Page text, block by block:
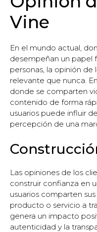
Vine
En el mundo actual,
desempeñan un papel
personas, la opinión de
relevante que nunca.
donde se comparten
contenido de forma
usuarios puede influir
percepción de una
Las opiniones de los
construir confianza en
usuarios comparten
producto o servicio a
genera un impacto
autenticidad y la